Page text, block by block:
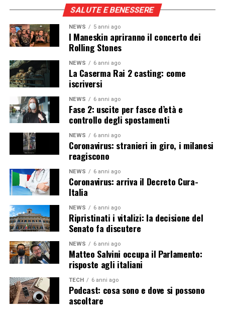
SALUTE E BENESSERE
NEWS 5 anni ago
I Maneskin apriranno il concerto dei
Rolling Stones
NEWS 6 anni ago
La Caserma Rai 2 casting: come
iscriversi
NEWS 6 anni ago
Fase 2: uscite per fasce d’età e
controllo degli spostamenti
NEWS 6 anni ago
Coronavirus: stranieri in giro, i milanesi
reagiscono
NEWS 6 anni ago
Coronavirus: arriva il Decreto Cura-
Italia
NEWS 6 anni ago
Ripristinati i vitalizi: la decisione del
Senato fa discutere
NEWS 6 anni ago
Matteo Salvini occupa il Parlamento:
risposte agli italiani
TECH 6 anni ago
Podcast: cosa sono e dove si possono
ascoltare